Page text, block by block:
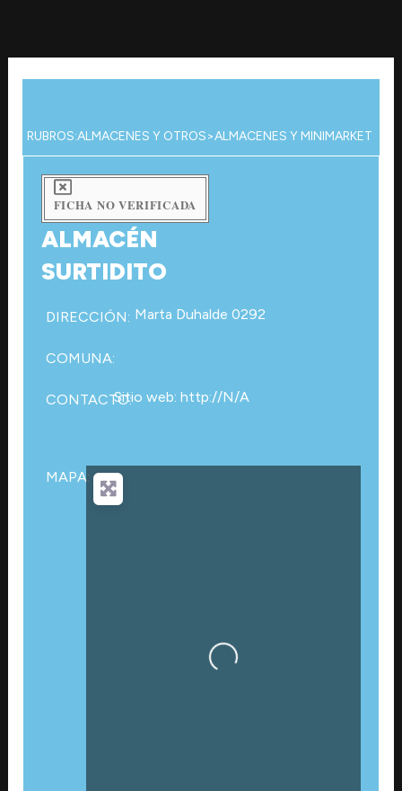
contenido
RUBROS:ALMACENES Y OTROS>ALMACENES Y MINIMARKET
FICHA NO VERIFICADA
ALMACÉN
SURTIDITO
DIRECCIÓN: Marta Duhalde 0292
COMUNA:
CONTACTO:Sitio web: http://N/A
MAPA:
Cargando…